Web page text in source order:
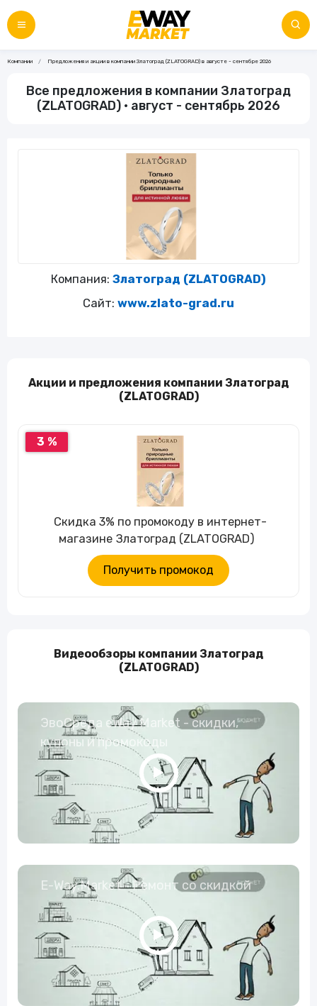
Компании Предложения и акции в компании Златоград (ZLATOGRAD) в августе - сентябре 2026
Все предложения в компании Златоград
(ZLATOGRAD) • август - сентябрь 2026
Компания: Златоград (ZLATOGRAD)
Сайт: www.zlato-grad.ru
Акции и предложения компании Златоград
(ZLATOGRAD)
3 %
Скидка 3% по промокоду в интернет-
магазине Златоград (ZLATOGRAD)
Получить промокод
Видеообзоры компании Златоград
(ZLATOGRAD)
ЭвоСреда eWay Market - скидки,
купоны и промокоды
E-Way.Market - Ремонт со скидкой